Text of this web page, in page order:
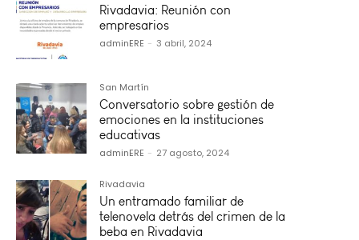
Rivadavia: Reunión con
empresarios
adminERE - 3 abril, 2024
San Martín
Conversatorio sobre gestión de
emociones en la instituciones
educativas
adminERE - 27 agosto, 2024
Rivadavia
Un entramado familiar de
telenovela detrás del crimen de la
beba en Rivadavia